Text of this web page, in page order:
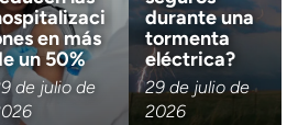
Descargo de responsabilidad
Quiero recibir noticias de
en más
un 50%
de julio de
durante una
tormenta
eléctrica?
29 de julio de
2026